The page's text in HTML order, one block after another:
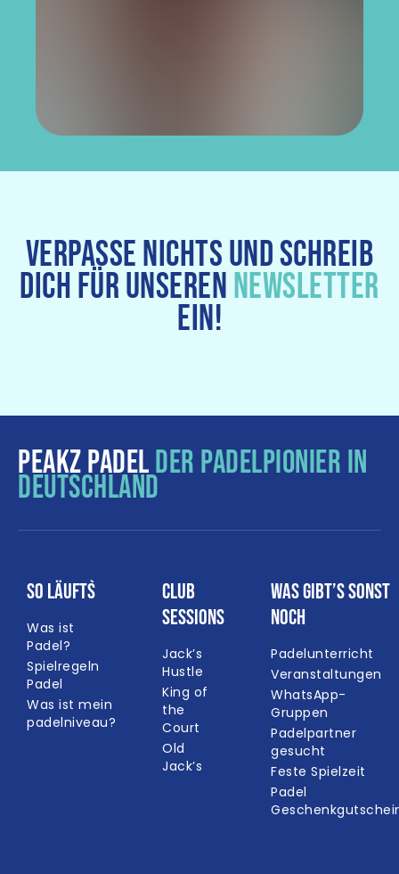
VERPASSE NICHTS UND SCHREIB
DICH FÜR UNSERENNEWSLETTER
EIN!
PEAKZ PADELDER PADELPIONIER IN
DEUTSCHLAND
So läuft`s
Was ist
Padel?
Spielregeln
Padel
Was ist mein
padelniveau?
Club
Sessions
Jack’s
Hustle
King of
the
Court
Old
Jack’s
Was gibt’s sonst
noch
Padelunterricht
Veranstaltungen
WhatsApp-
Gruppen
Padelpartner
gesucht
Feste Spielzeit
Padel